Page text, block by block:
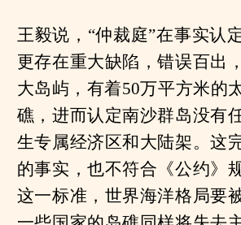
王毅说，“仲裁庭”在事实认
更存在重大缺陷，错误百出
大岛屿，有着50万平方米的
礁，进而认定南沙群岛没有
生专属经济区和大陆架。这
的事实，也不符合《公约》
这一标准，世界海洋格局要